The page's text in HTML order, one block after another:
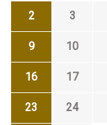
2 3
9 10
16 17
23 24